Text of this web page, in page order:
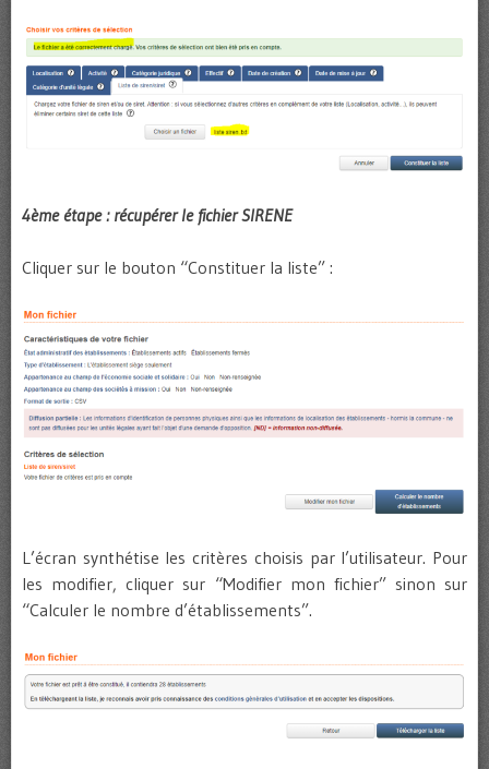
4ème étape : récupérer le fichier SIRENE
Cliquer sur le bouton “Constituer la liste” :
L’écran synthétise les critères choisis par l’utilisateur. Pour
les modifier, cliquer sur “Modifier mon fichier” sinon sur
“Calculer le nombre d’établissements”.